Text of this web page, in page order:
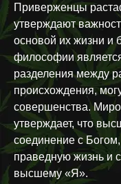
Приверженцы
утверждают
основой их жизни и
философии
разделения между
происхождения,
совершенства.
утверждает, что
соединение с
праведную жизнь и
высшему «Я».